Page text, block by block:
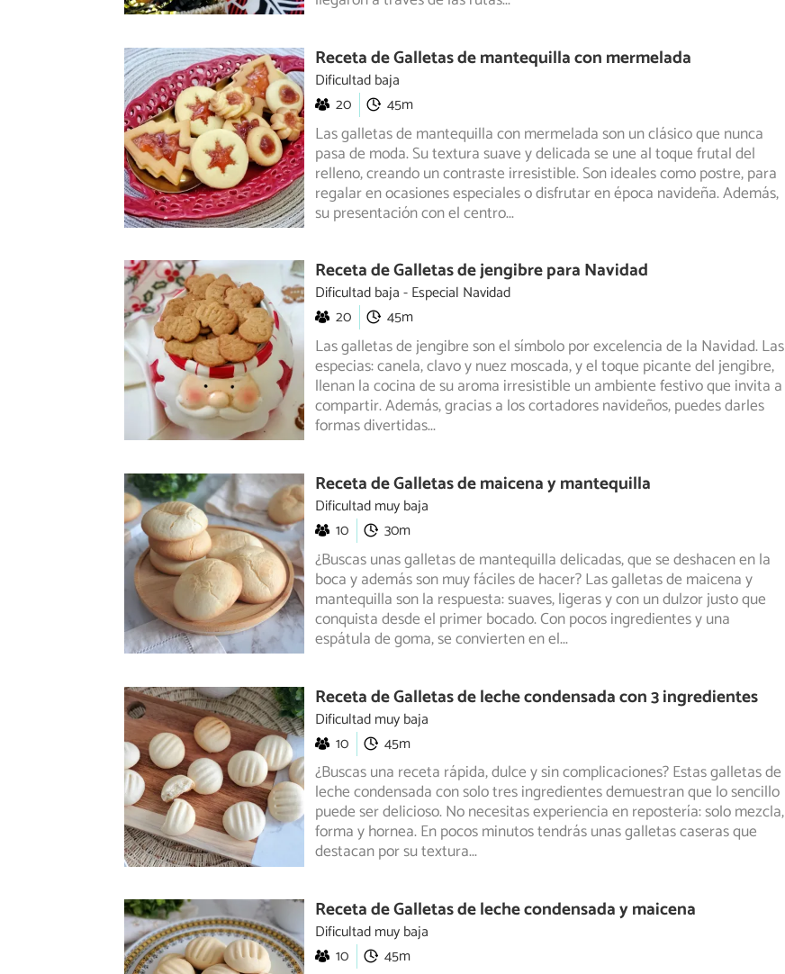
Receta de Galletas de mantequilla con mermelada
Dificultad baja
20
45m
Las galletas de mantequilla con mermelada son un clásico que nunca
pasa de moda. Su textura suave y delicada se une al toque frutal del
relleno,creando un contraste irresistible. Son ideales como postre, para
regalar en ocasiones especiales o disfrutar en época navideña. Además,
su presentación con el centro...
Receta de Galletas de jengibre para Navidad
Dificultad baja Especial Navidad
20
45m
Las galletas de jengibre son el símbolo por excelencia de la Navidad. Las
especias: canela, clavo y nuez moscada, y el toque picante del jengibre,
llenan la cocina de su aroma irresistible un ambiente festivo que invita a
compartir. Además, gracias a los cortadores navideños, puedes darles
formas divertidas...
Receta de Galletas de maicena y mantequilla
Dificultad muy baja
10
30m
¿Buscas unas galletas de mantequilla delicadas, que se deshacen en la
boca y además son muy fáciles de hacer? Las galletas de maicena y
mantequillason la respuesta: suaves, ligeras y con un dulzor justo que
conquista desde el primer bocado. Con pocos ingredientes y una
espátula de goma, se convierten en el...
Receta de Galletas de leche condensada con 3 ingredientes
Dificultad muy baja
10
45m
¿Buscas una receta rápida, dulce y sin complicaciones? Estas galletas de
leche condensada con solo tres ingredientes demuestran que lo sencillo
puede ser delicioso. No necesitas experiencia en repostería: solo mezcla,
forma y hornea. En pocos minutos tendrás unas galletas caseras que
destacan por su textura...
Receta de Galletas de leche condensada y maicena
Dificultad muy baja
10
45m